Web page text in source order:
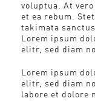
voluptua. At
et ea rebum.
takimata
Lorem ipsum
elitr, sed diam
Lorem ipsum
elitr, sed diam
labore et dolore